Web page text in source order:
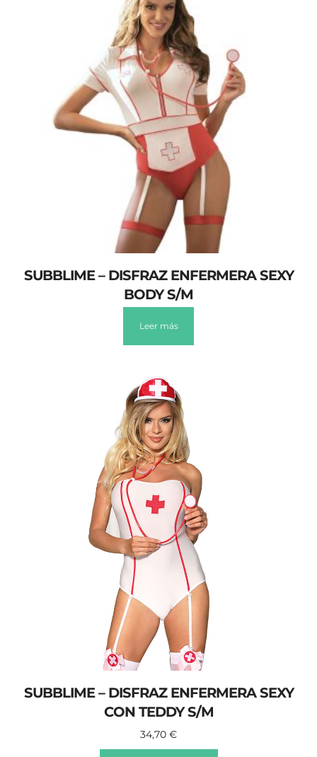
SUBBLIME – DISFRAZ ENFERMERA SEXY
BODY S/M
Leer más
SUBBLIME – DISFRAZ ENFERMERA SEXY
CON TEDDY S/M
34,70 €